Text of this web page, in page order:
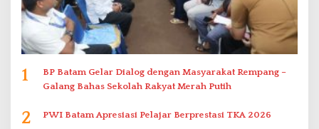
1
BP Batam Gelar Dialog dengan Masyarakat Rempang –
Galang Bahas Sekolah Rakyat Merah Putih
2 PWI Batam Apresiasi Pelajar Berprestasi TKA 2026